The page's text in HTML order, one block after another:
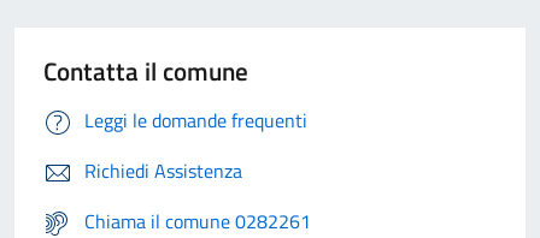
Contatta il comune
Leggi le domande frequenti
Richiedi Assistenza
Chiama il comune 0282261